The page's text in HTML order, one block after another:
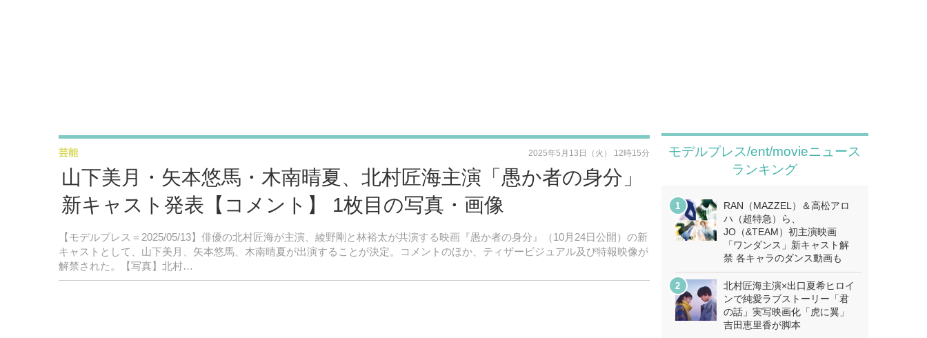
山下美月・矢本悠馬・木南晴夏、北村匠海主演「愚か者の身分」
新キャスト発表【コメント】 1枚目の写真・画像
【モデルプレス＝2025/05/13】俳優の北村匠海が主演、綾野剛と林裕太が共演する映画『愚か者の身分』（10月24日公開）の新
キャストとして、山下美月、矢本悠馬、木南晴夏が出演することが決定。コメントのほか、ティザービジュアル及び特報映像が
解禁された。【写真】北村…
芸能 2025年5月13日（火） 12時15分
モデルプレス/ent/movieニュース
ランキング
RAN（MAZZEL）＆高松アロ
ハ（超特急）ら、
JO（&TEAM）初主演映画
「ワンダンス」新キャスト解
禁 各キャラのダンス動画も
北村匠海主演×出口夏希ヒロイ
ンで純愛ラブストーリー「君
の話」実写映画化「虎に翼」
吉田恵里香が脚本